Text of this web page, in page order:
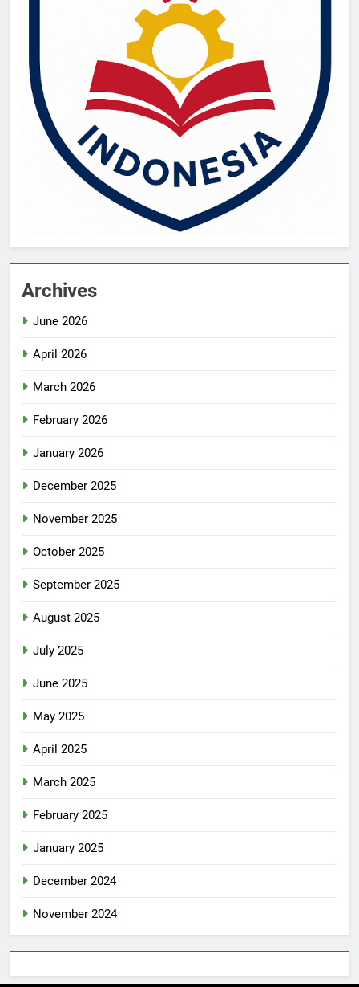
Archives
June 2026
April 2026
March 2026
February 2026
January 2026
December 2025
November 2025
October 2025
September 2025
August 2025
July 2025
June 2025
May 2025
April 2025
March 2025
February 2025
January 2025
December 2024
November 2024